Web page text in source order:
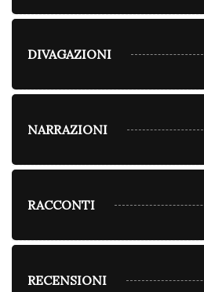
DIVAGAZIONI
NARRAZIONI
RACCONTI
RECENSIONI